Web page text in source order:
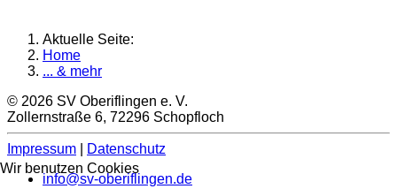
Aktuelle Seite:
Home
... & mehr
© 2026 SV Oberiflingen e. V.
Zollernstraße 6, 72296 Schopfloch
Impressum
Datenschutz
info@sv-oberiflingen.de
Wir benutzen Cookies